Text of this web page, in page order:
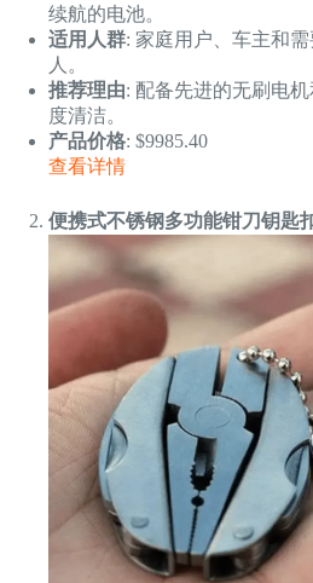
续航的电池。
适用人群: 家庭用户、车主和
人。
推荐理由: 配备先进的无刷电
度清洁。
产品价格: $9985.40
查看详情
便携式不锈钢多功能钳刀钥匙